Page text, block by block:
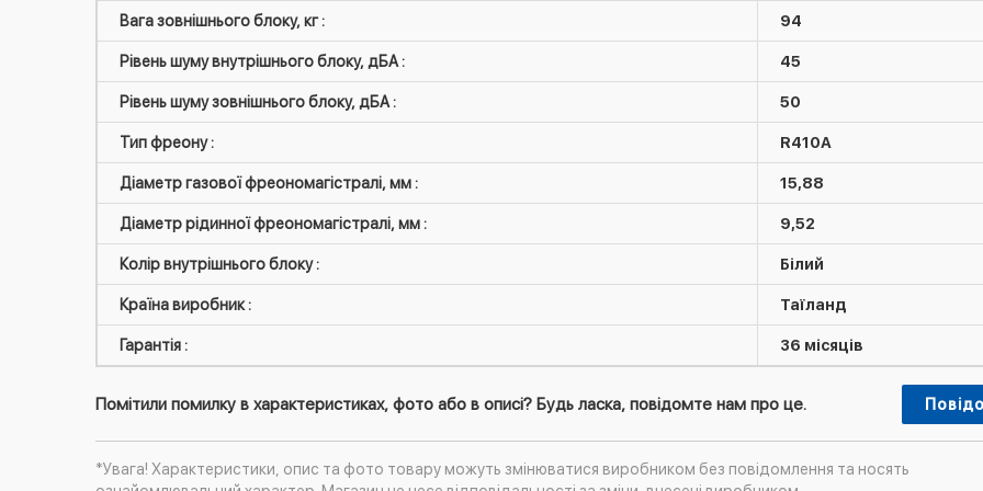
Вага зовнішнього блоку, кг : 94
Рівень шуму внутрішнього блоку, дБА : 45
Рівень шуму зовнішнього блоку, дБА : 50
Тип фреону : R410А
Діаметр газової фреономагістралі, мм : 15,88
Діаметр рідинної фреономагістралі, мм : 9,52
Колір внутрішнього блоку : Білий
Країна виробник : Таїланд
Гарантія : 36 місяців
Помітили помилку в характеристиках, фото або в описі? Будь ласка, повідомте нам про це.
*Увага! Характеристики, опис та фото товару можуть змінюватися виробником без повідомлення та носять